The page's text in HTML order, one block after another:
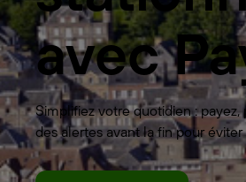
avec
Simplifiez votre quotidien :
des alertes avant la fin pour